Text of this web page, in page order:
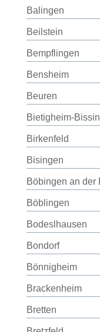
Balingen
Beilstein
Bempflingen
Bensheim
Beuren
Bietigheim-
Birkenfeld
Bisingen
Böbingen an der
Böblingen
Bodeslhausen
Bondorf
Bönnigheim
Brackenheim
Bretten